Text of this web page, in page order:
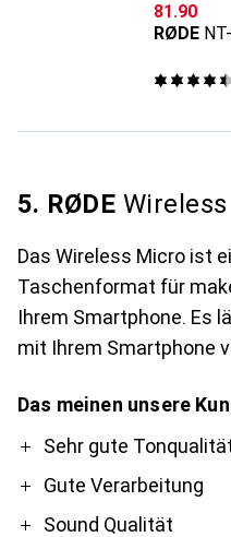
CHF
81.90
RØDE
5. RØDE
Das Wireless Micro ist
Taschenformat für
Ihrem Smartphone. Es
mit Ihrem Smartphone
Das meinen unsere
ProSehr gute
Gute Verarbeitung
Sound Qualität